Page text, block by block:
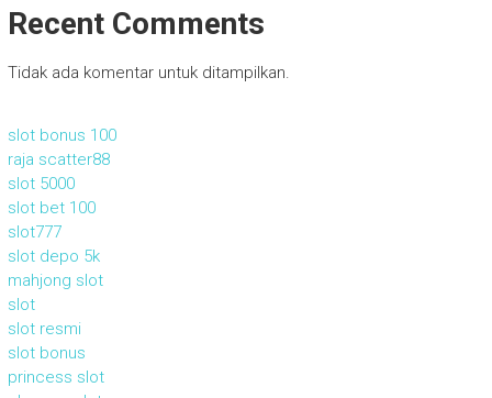
Recent Comments
Tidak ada komentar untuk ditampilkan.
slot bonus 100
raja scatter88
slot 5000
slot bet 100
slot777
slot depo 5k
mahjong slot
slot
slot resmi
slot bonus
princess slot